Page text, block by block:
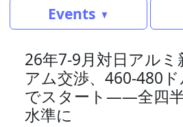
Events
26年7-9月対日アルミ
アム交渉、460-480
でスタート――全四
水準に